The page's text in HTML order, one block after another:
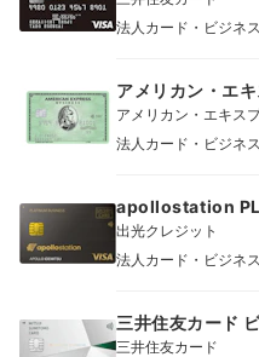
法人カード・ビジネ
アメリカン・エ
ーン・カード
アメリカン・エキス
法人カード・ビジネ
apollostation
出光クレジット
法人カード・ビジネ
三井住友カード
三井住友カード